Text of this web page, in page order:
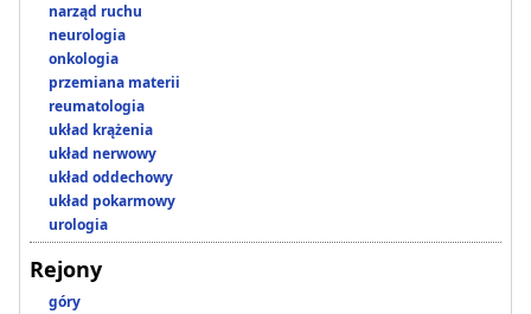
narząd ruchu
neurologia
onkologia
przemiana materii
reumatologia
układ krążenia
układ nerwowy
układ oddechowy
układ pokarmowy
urologia
Rejony
góry